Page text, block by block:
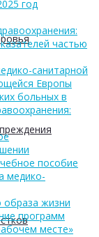
год
частью
санитарной
Европы
больных в
пособие
медико-
жизни
программ
месте»